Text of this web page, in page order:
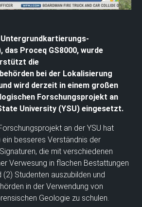
das Proceq GS8000, wurde
die
bei der Lokalisierung
wird derzeit in einem großen
Forschungsprojekt an
University (YSU) eingesetzt.
an der YSU hat
ein besseres Verständnis der
die mit verschiedenen
Verwesung in flachen Bestattungen
(2) Studenten auszubilden und
in der Verwendung von
Geologie zu schulen.